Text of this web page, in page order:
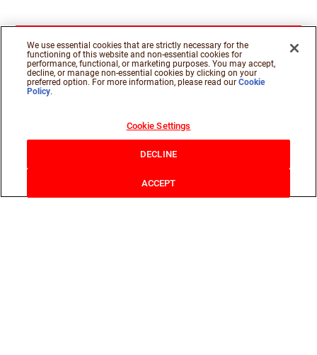
We use essential cookies that are strictly necessary for the
functioning of this website and non-essential cookies for
performance, functional, or marketing purposes. You may accept,
decline, or manage non-essential cookies by clicking on your
preferred option. For more information, please read ourCookie
Policy.
Cookie Settings
DECLINE
ACCEPT